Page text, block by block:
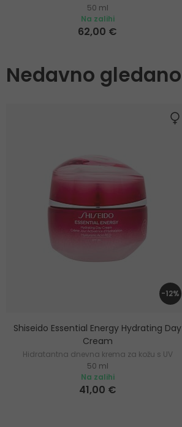
50 ml
Na zalihi
62,00 €
Nedavno gledano
-12%
Shiseido Essential Energy Hydrating Day
Cream
Hidratantna dnevna krema za kožu s UV
zaštitom
50 ml
Na zalihi
41,00 €